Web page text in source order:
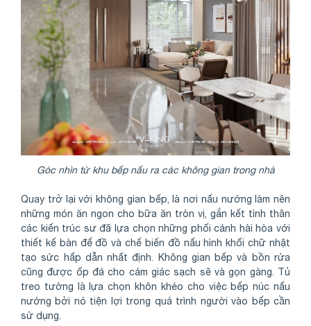
Góc nhìn từ khu bếp nấu ra các không gian trong nhà
Quay trở lại với không gian bếp, là nơi nấu nướng làm nên
những món ăn ngon cho bữa ăn tròn vị, gắn kết tình thân
các kiến trúc sư đã lựa chọn những phối cảnh hài hòa với
thiết kế bàn để đồ và chế biến đồ nấu hình khối chữ nhật
tạo sức hấp dẫn nhất định. Không gian bếp và bồn rửa
cũng được ốp đá cho cảm giác sạch sẽ và gọn gàng. Tủ
treo tường là lựa chọn khôn khéo cho việc bếp núc nấu
nướng bởi nó tiện lợi trong quá trình người vào bếp cần
sử dụng.